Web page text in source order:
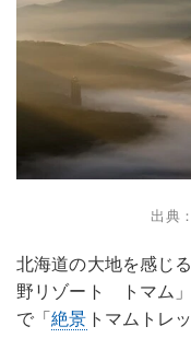
出典：
北海道の大地を感じ
野リゾート トマム
で「絶景 トマムトレ